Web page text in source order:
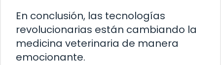
En conclusión, las tecnologías
revolucionarias están cambiando la
medicina veterinaria de manera
emocionante.